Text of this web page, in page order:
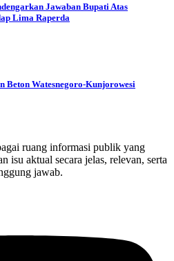
Jawaban Bupati Atas
Lima Raperda
Beton Watesnegoro-Kunjorowesi
ruang informasi publik yang
isu aktual secara jelas, relevan, serta
jawab.